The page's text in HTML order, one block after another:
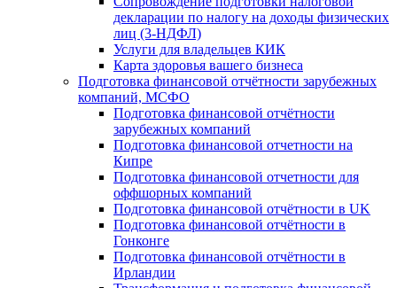
декларации по налогу на доходы физических
лиц (3-НДФЛ)
Услуги для владельцев КИК
Карта здоровья вашего бизнеса
Подготовка финансовой отчётности зарубежных
компаний, МСФО
Подготовка финансовой отчётности
зарубежных компаний
Подготовка финансовой отчетности на
Кипре
Подготовка финансовой отчетности для
оффшорных компаний
Подготовка финансовой отчётности в UK
Подготовка финансовой отчётности в
Гонконге
Подготовка финансовой отчётности в
Ирландии